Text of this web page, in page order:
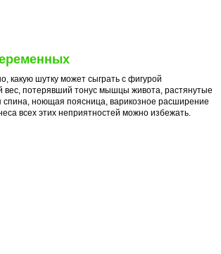
какую шутку может сыграть с фигурой
вес, потерявший тонус мышцы живота, растянутые
ноющая поясница, варикозное расширение
всех этих неприятностей можно избежать.